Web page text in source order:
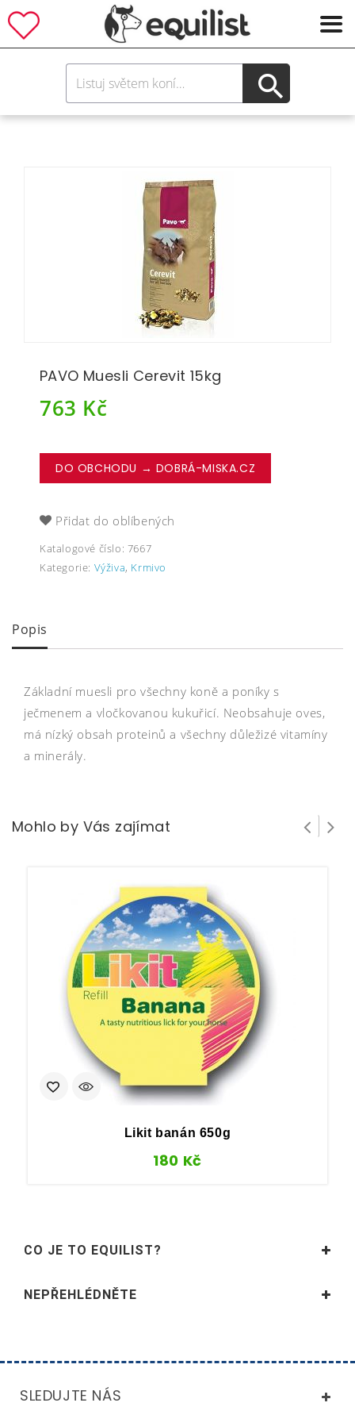
PAVO Muesli Cerevit 15kg
763 Kč
DO OBCHODU → DOBRÁ-MISKA.CZ
Přidat do oblíbených
Katalogové číslo: 7667
Kategorie: Výživa, Krmivo
Popis
Základní muesli pro všechny koně a poníky s
ječmenem a vločkovanou kukuřicí. Neobsahuje oves,
má nízký obsah proteinů a všechny důležizé vitamíny
a minerály.
Mohlo by Vás zajímat
Likit banán 650g
180 Kč
CO JE TO EQUILIST?
NEPŘEHLÉDNĚTE
SLEDUJTE NÁS